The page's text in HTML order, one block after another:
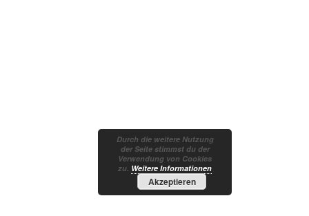
Durch die weitere Nutzung
der Seite stimmst du der
Verwendung von Cookies
zu. Weitere Informationen
Akzeptieren